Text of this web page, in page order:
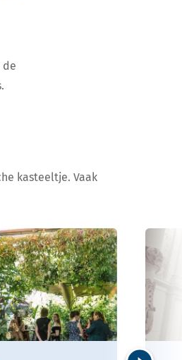
de
kasteeltje. Vaak